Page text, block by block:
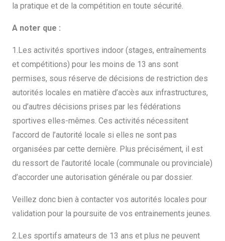
la pratique et de la compétition en toute sécurité.
A noter que :
1.Les activités sportives indoor (stages, entraînements
et compétitions) pour les moins de 13 ans sont
permises, sous réserve de décisions de restriction des
autorités locales en matière d’accès aux infrastructures,
ou d’autres décisions prises par les fédérations
sportives elles-mêmes. Ces activités nécessitent
l’accord de l’autorité locale si elles ne sont pas
organisées par cette dernière. Plus précisément, il est
du ressort de l’autorité locale (communale ou provinciale)
d’accorder une autorisation générale ou par dossier.
Veillez donc bien à contacter vos autorités locales pour
validation pour la poursuite de vos entrainements jeunes.
2.Les sportifs amateurs de 13 ans et plus ne peuvent